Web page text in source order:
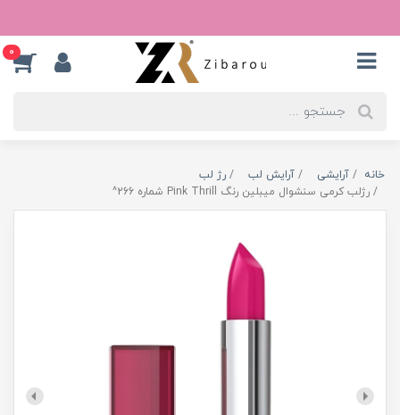
0
خانه آرایشی آرایش لب
رژ لب
رژلب کرمی سنشوال میبلین رنگ Pink Thrill شماره 266^